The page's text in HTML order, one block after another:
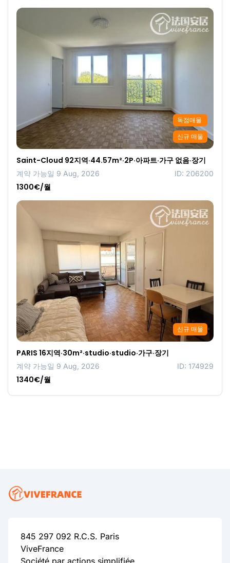
독점매물
신규 매물
Saint-Cloud 92지역·44.57m²·2P·아파트·가구 없음·장기
계약 가능일 9 Aug, 2026 ID: 206200
1300€/월
신규 매물
PARIS 16지역·30m²·studio·studio·가구·장기
계약 가능일 9 Aug, 2026 ID: 174929
1340€/월
845 297 092 R.C.S. Paris
ViveFrance
Société par actions simplifiée